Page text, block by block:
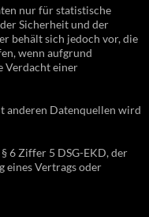
nur für statistische
Sicherheit und der
behält sich jedoch vor, die
wenn aufgrund
Verdacht einer
anderen Datenquellen wird
6 Ziffer 5 DSG-EKD, der
eines Vertrags oder